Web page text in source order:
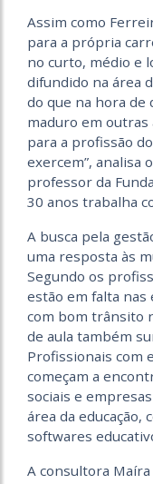
Assim como
para a própria
no curto, médio e
difundido na área
do que na hora de
maduro em outras
para a profissão
exercem”, analisa
professor da
30 anos trabalha
A busca pela
uma resposta às
Segundo os
estão em falta
com bom trânsito
de aula também
Profissionais com
começam a
sociais e
área da educação,
softwares
A consultora